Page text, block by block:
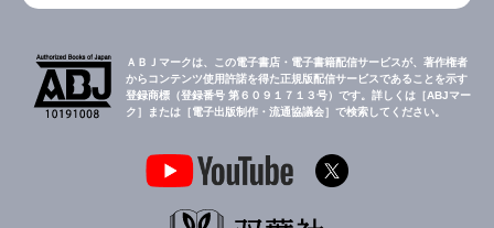
ＡＢＪマークは、この電子書店・電子書籍配信サービスが、著作権者
からコンテンツ使用許諾を得た正規版配信サービスであることを示す
登録商標（登録番号 第６０９１７１３号）です。詳しくは［ABJマー
ク］または［電子出版制作・流通協議会］で検索してください。